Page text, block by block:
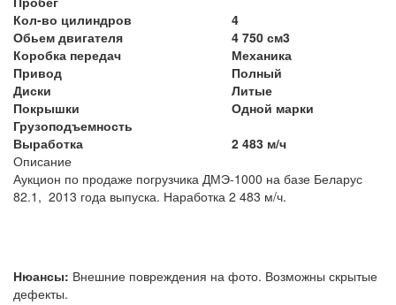
Кол-во цилиндров
4
Обьем двигателя
4 750 см3
Коробка передач
Механика
Привод
Полный
Диски
Литые
Покрышки
Одной марки
Грузоподъемность
Выработка
2 483 м/ч
Описание
Аукцион по продаже погрузчика ДМЭ-1000 на базе Беларус
82.1, 2013 года выпуска. Наработка 2 483 м/ч.
Нюансы: Внешние повреждения на фото. Возможны скрытые
дефекты.